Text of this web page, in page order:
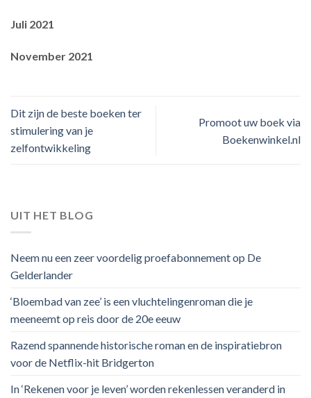
Juli 2021
November 2021
Dit zijn de beste boeken ter
stimulering van je
zelfontwikkeling
Promoot uw boek via
Boekenwinkel.nl
UIT HET BLOG
Neem nu een zeer voordelig proefabonnement op De
Gelderlander
‘Bloembad van zee’ is een vluchtelingenroman die je
meeneemt op reis door de 20e eeuw
Razend spannende historische roman en de inspiratiebron
voor de Netflix-hit Bridgerton
In ‘Rekenen voor je leven’ worden rekenlessen veranderd in